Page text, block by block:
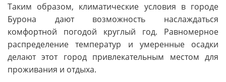
Таким образом, климатические условия в городе
Бурона дают возможность наслаждаться
комфортной погодой круглый год. Равномерное
распределение температур и умеренные осадки
делают этот город привлекательным местом для
проживания и отдыха.